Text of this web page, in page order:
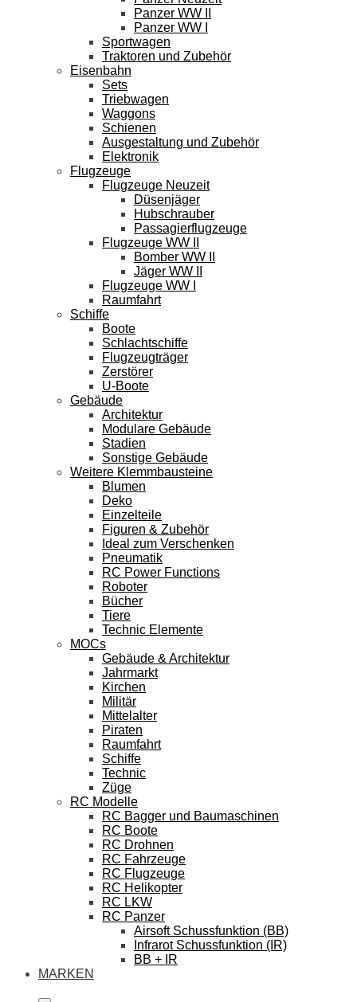
Panzer WW II
Panzer WW I
Sportwagen
Traktoren und Zubehör
Eisenbahn
Sets
Triebwagen
Waggons
Schienen
Ausgestaltung und Zubehör
Elektronik
Flugzeuge
Flugzeuge Neuzeit
Düsenjäger
Hubschrauber
Passagierflugzeuge
Flugzeuge WW II
Bomber WW II
Jäger WW II
Flugzeuge WW I
Raumfahrt
Schiffe
Boote
Schlachtschiffe
Flugzeugträger
Zerstörer
U-Boote
Gebäude
Architektur
Modulare Gebäude
Stadien
Sonstige Gebäude
Weitere Klemmbausteine
Blumen
Deko
Einzelteile
Figuren & Zubehör
Ideal zum Verschenken
Pneumatik
RC Power Functions
Roboter
Bücher
Tiere
Technic Elemente
MOCs
Gebäude & Architektur
Jahrmarkt
Kirchen
Militär
Mittelalter
Piraten
Raumfahrt
Schiffe
Technic
Züge
RC Modelle
RC Bagger und Baumaschinen
RC Boote
RC Drohnen
RC Fahrzeuge
RC Flugzeuge
RC Helikopter
RC LKW
RC Panzer
Airsoft Schussfunktion (BB)
Infrarot Schussfunktion (IR)
BB + IR
MARKEN